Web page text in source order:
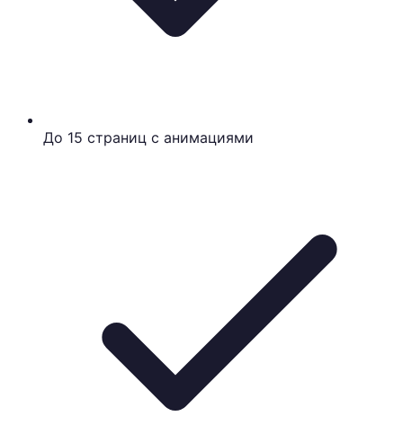
До 15 страниц с анимациями